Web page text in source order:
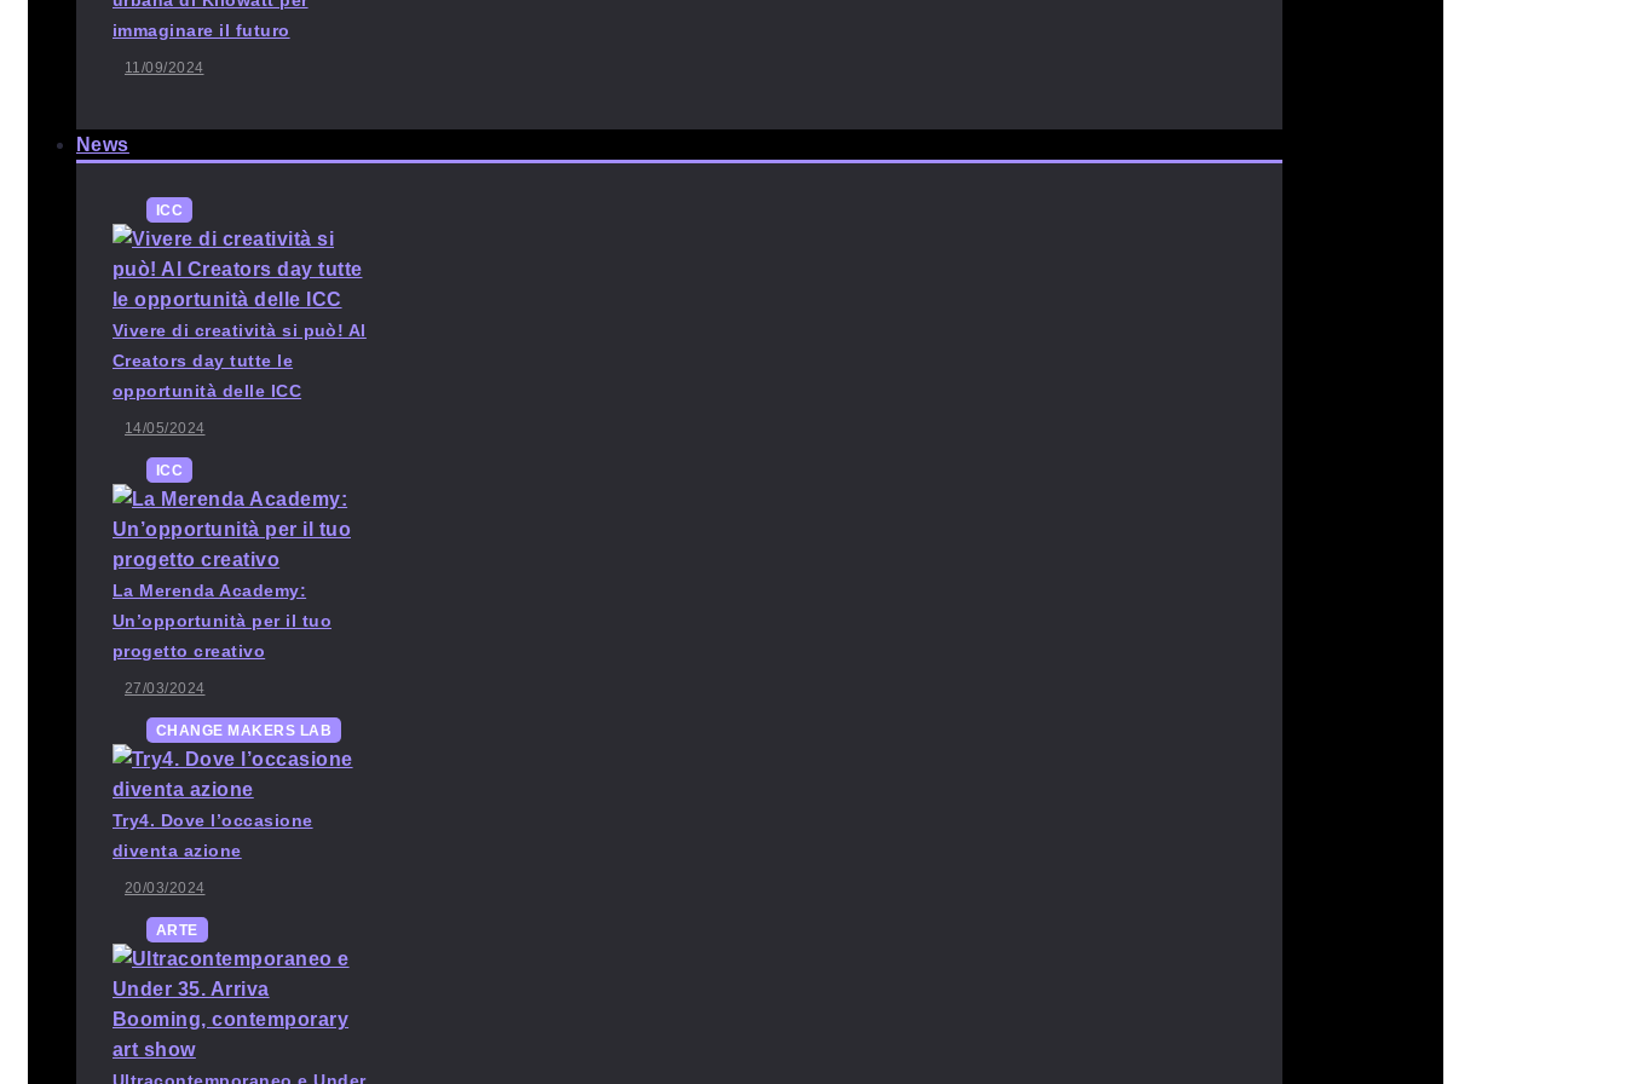
immaginare il futuro
11/09/2024
News
ICC
Vivere di creatività si può! Al
Creators day tutte le
opportunità delle ICC
14/05/2024
ICC
La Merenda Academy:
Un’opportunità per il tuo
progetto creativo
27/03/2024
CHANGE MAKERS LAB
Try4. Dove l’occasione
diventa azione
20/03/2024
ARTE